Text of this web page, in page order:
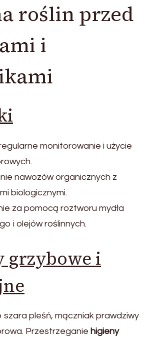
roślin przed
i
monitorowanie i użycie
nawozów organicznych z
biologicznymi.
za pomocą roztworu mydła
i olejów roślinnych.
grzybowe i
szara pleśń, mączniak prawdziwy
Przestrzeganie higieny